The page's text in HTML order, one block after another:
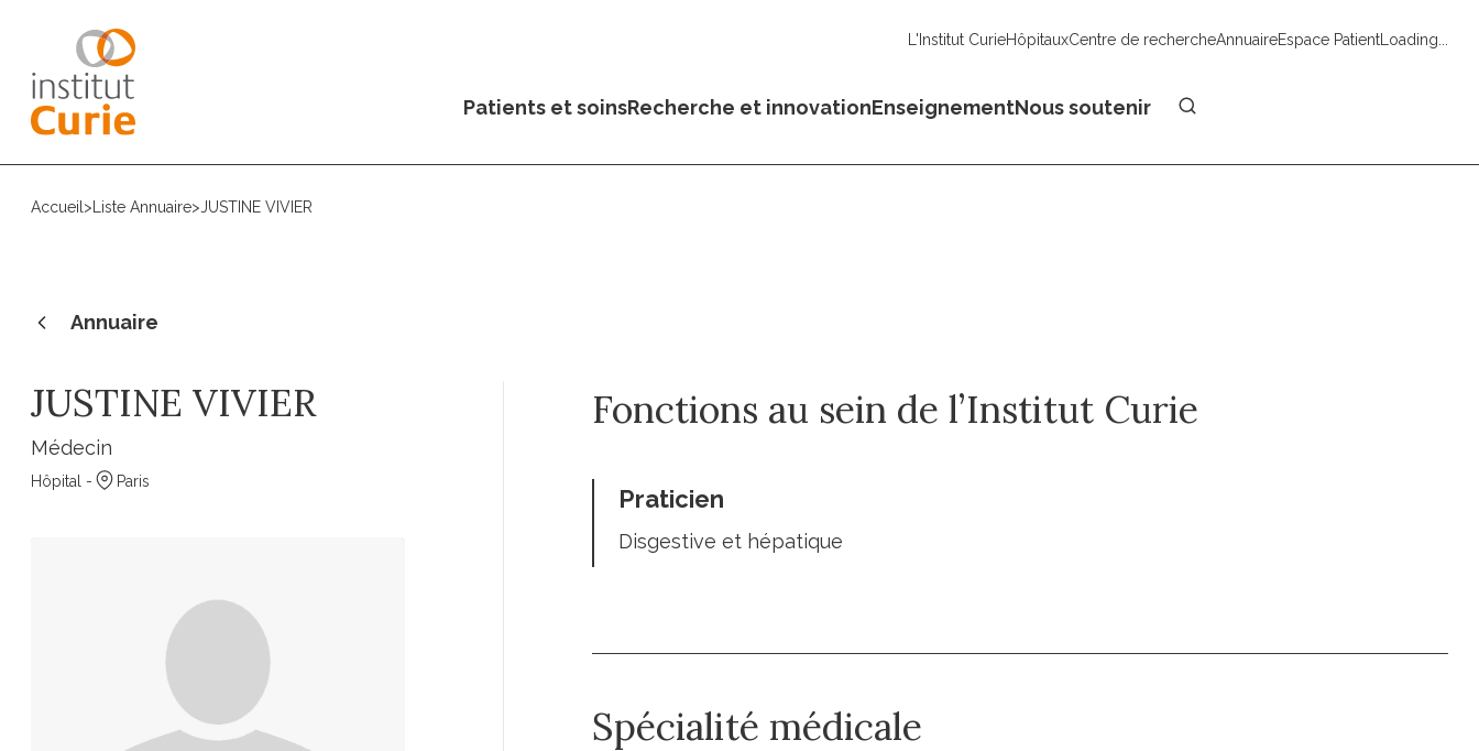
L'Institut CurieHôpitauxCentre de rechercheAnnuaireEspace PatientLoading...
Patients et soinsRecherche et innovationEnseignementNous soutenir
Accueil > Liste Annuaire>JUSTINE VIVIER
Annuaire
JUSTINE VIVIER
Médecin
Hôpital - Paris
Fonctions au sein de l’Institut Curie
Praticien
Disgestive et hépatique
Spécialité médicale